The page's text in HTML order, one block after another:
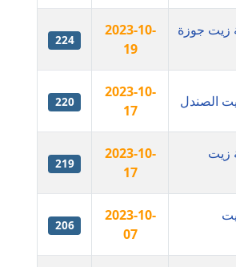
امل محمود
أميرة اسماعيل
زيت جوزة
2023-10-
19
224
الصندل
2023-10-
17
220
زيت
2023-10-
17
219
2023-10-
07
206